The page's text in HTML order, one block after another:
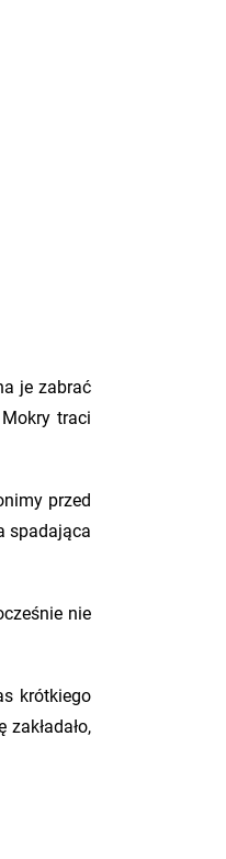
je zabrać
traci
przed
spadająca
nie
krótkiego